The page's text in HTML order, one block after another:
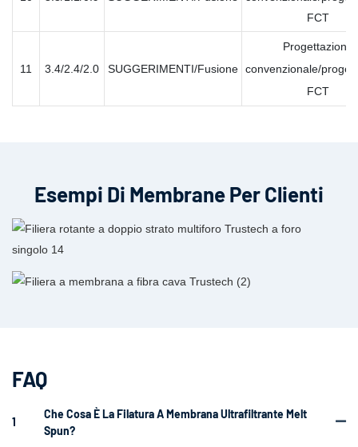
FCT
11 3.4/2.4/2.0 SUGGERIMENTI/Fusione
Progettazione
convenzionale/
FCT
Esempi Di Membrane Per Clienti
FAQ
1
Che Cosa È La Filatura A Membrana Ultrafiltrante Melt
Spun?